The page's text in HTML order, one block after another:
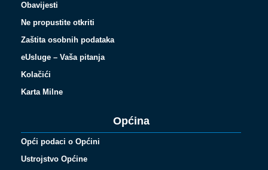
Obavijesti
Ne propustite otkriti
Zaštita osobnih podataka
eUsluge – Vaša pitanja
Kolačići
Karta Milne
Općina
Opći podaci o Općini
Ustrojstvo Općine